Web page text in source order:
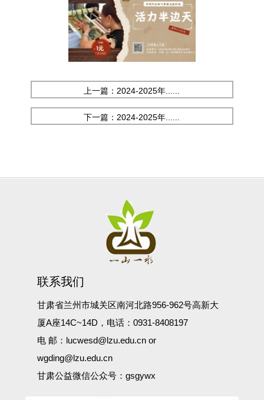
上一篇：2024-2025年......
下一篇：2024-2025年......
联系我们
甘肃省兰州市城关区南河北路956-962号高新大
厦A座14C~14D，电话：0931-8408197
电 邮：lucwesd@lzu.edu.cn or
wgding@lzu.edu.cn
甘肃公益微信公众号：gsgywx